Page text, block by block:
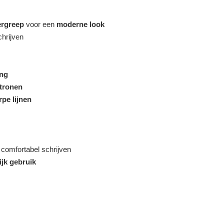
voor een moderne look
lijnen
schrijven
gebruik